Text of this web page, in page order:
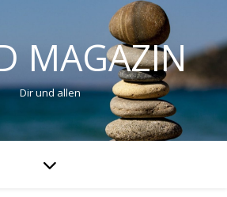
MAGAZIN
Dir und allen